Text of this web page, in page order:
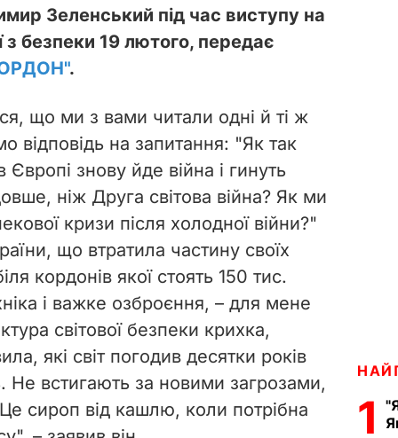
Зеленський під час виступу на
безпеки 19 лютого, передає
.
що ми з вами читали одні й ті ж
відповідь на запитання: "Як так
Європі знову йде війна і гинуть
ніж Друга світова війна? Як ми
кризи після холодної війни?"
що втратила частину своїх
кордонів якої стоять 150 тис.
і важке озброєння, – для мене
світової безпеки крихка,
які світ погодив десятки років
встигають за новими загрозами,
сироп від кашлю, коли потрібна
1